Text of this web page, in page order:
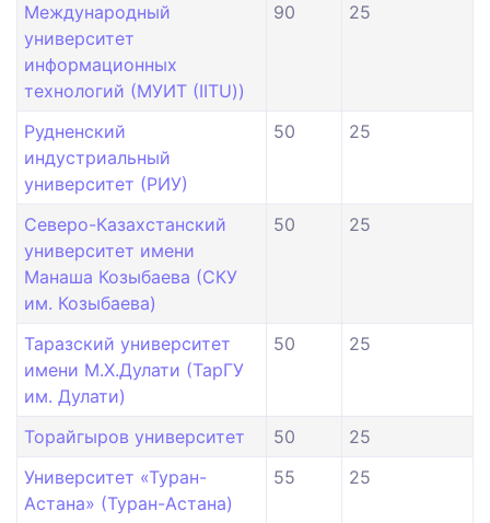
Международный
университет
информационных
технологий (МУИТ (IITU))
90 25
Рудненский
индустриальный
университет (РИУ)
50 25
Северо-Казахстанский
университет имени
Манаша Козыбаева (СКУ
им. Козыбаева)
50 25
Таразский университет
имени М.Х.Дулати (ТарГУ
им. Дулати)
50 25
Торайгыров университет 50
25
Университет «Туран-
Астана» (Туран-Астана)
55 25